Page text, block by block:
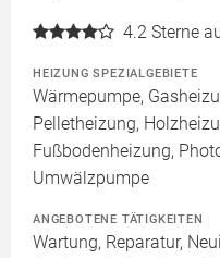
4.2 Sterne
HEIZUNG SPEZIALGEBIETE
Wärmepumpe,
Pelletheizung,
Fußbodenheizung,
Umwälzpumpe
ANGEBOTENE TÄTIGKEITEN
Wartung, Reparatur,